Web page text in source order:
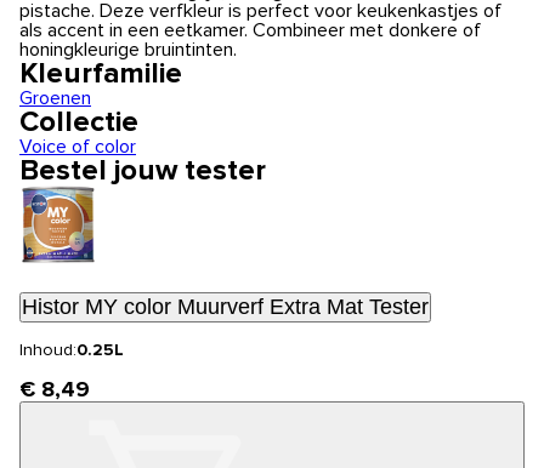
pistache. Deze verfkleur is perfect voor keukenkastjes of
als accent in een eetkamer. Combineer met donkere of
honingkleurige bruintinten.
Kleurfamilie
Groenen
Collectie
Voice of color
Bestel jouw tester
Histor MY color Muurverf Extra Mat Tester
Inhoud:0.25L
€ 8,49